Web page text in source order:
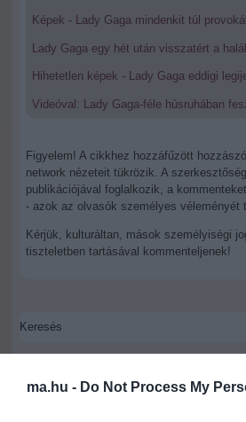
ma.hu - Do Not Process My
Képek - Lady Gaga mindenkit túl
Lady Gaga egy hét után visszatért a
Hihetetlen képek - Lady Gaga eddigi
Videóval: Lady Gaga-féle húsruhában
Figyelem! A cikkhez hozzáfűzött
network nézeteit tükrözik. A
publikációjával foglalkozik, a
- azok az olvasók személyes véleményét
Kérjük, kulturáltan, mások személyiségi
tiszteletben tartásával kommenteljenek!